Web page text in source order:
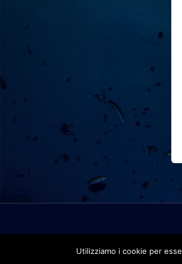
Utilizziamo i cookie per